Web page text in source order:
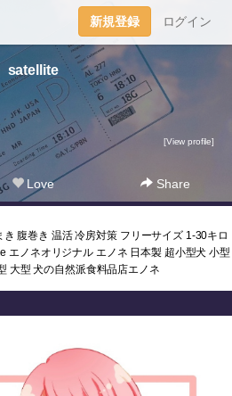
新規登録 ログイン
satellite
[View profile]
Love Share
腹巻き 温活 冷房対策 フリーサイズ 1-30キロ
エノネオリジナル エノネ 日本製 超小型犬 小型
大型 犬の自然派食料品店エノネ